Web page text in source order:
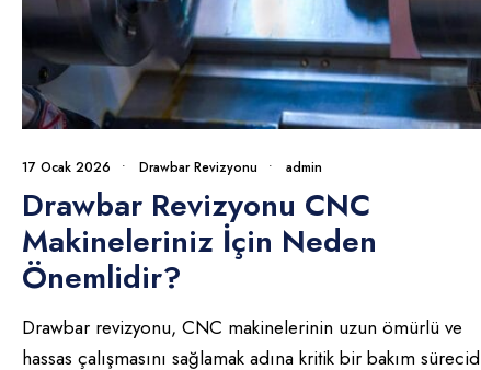
17 Ocak 2026 • Drawbar Revizyonu • admin
Drawbar Revizyonu CNC
Makineleriniz İçin Neden
Önemlidir?
Drawbar revizyonu, CNC makinelerinin uzun ömürlü ve
hassas çalışmasını sağlamak adına kritik bir bakım